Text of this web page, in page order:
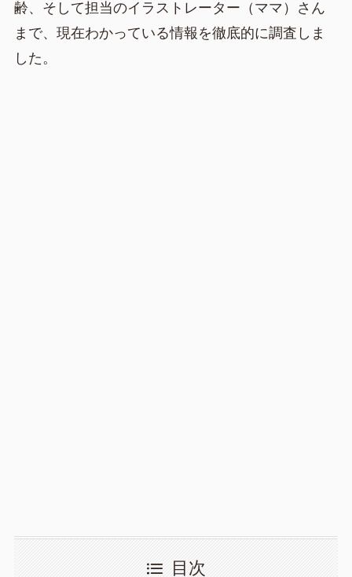
齢、そして担当のイラストレーター（ママ）さん
まで、現在わかっている情報を徹底的に調査しま
した。
目次